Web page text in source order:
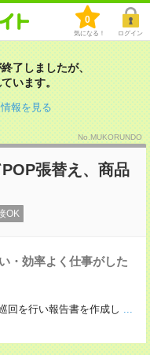
0
気になる！ ログイン
了しましたが、
います。
報を見る
No.MUKORUNDO
張替え、商品
OK
・効率よく仕事がした
回を行い報告書を作成し ...